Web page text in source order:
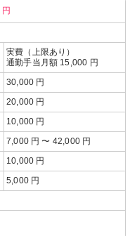
円
実費（上限あり）
通勤手当月額 15,000 円
30,000 円
20,000 円
10,000 円
7,000 円 〜 42,000 円
10,000 円
5,000 円